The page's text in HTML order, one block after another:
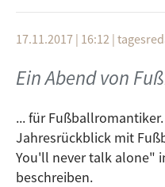
17.11.2017 | 16:12 |
Ein Abend von
... für
Jahresrückblick mit
You'll never talk alone"
beschreiben.